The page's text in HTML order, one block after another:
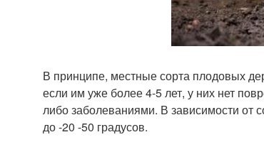
В принципе, местные сорта плодовых
если им уже более 4-5 лет, у них нет
либо заболеваниями. В зависимости от
до -20 -50 градусов.